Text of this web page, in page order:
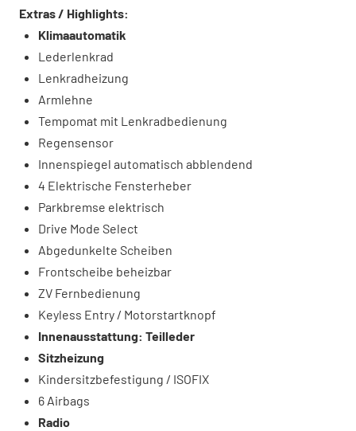
Extras / Highlights:
Klimaautomatik
Lederlenkrad
Lenkradheizung
Armlehne
Tempomat mit Lenkradbedienung
Regensensor
Innenspiegel automatisch abblendend
4 Elektrische Fensterheber
Parkbremse elektrisch
Drive Mode Select
Abgedunkelte Scheiben
Frontscheibe beheizbar
ZV Fernbedienung
Keyless Entry / Motorstartknopf
Innenausstattung: Teilleder
Sitzheizung
Kindersitzbefestigung / ISOFIX
6 Airbags
Radio